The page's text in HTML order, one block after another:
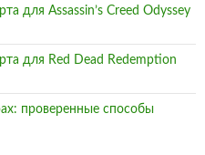
для Assassin’s Creed Odyssey
для Red Dead Redemption
проверенные способы